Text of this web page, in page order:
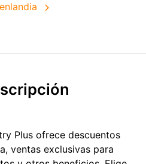
Plus ofrece descuentos
ventas exclusivas para